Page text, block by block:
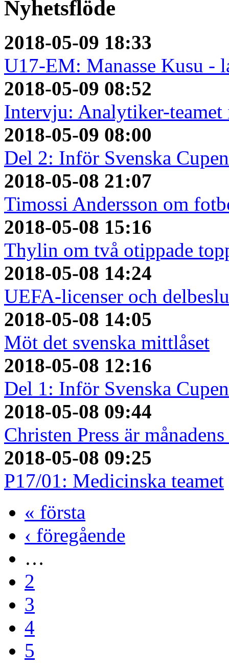
Nyhetsflöde
2018-05-09 18:33
U17-EM: Manasse Kusu -
2018-05-09 08:52
Intervju: Analytiker-
2018-05-09 08:00
Del 2: Inför Svenska
2018-05-08 21:07
Timossi Andersson om
2018-05-08 15:16
Thylin om två otippade
2018-05-08 14:24
UEFA-licenser och
2018-05-08 14:05
Möt det svenska mittlåset
2018-05-08 12:16
Del 1: Inför Svenska
2018-05-08 09:44
Christen Press är
2018-05-08 09:25
P17/01: Medicinska teamet
« första
‹ föregående
…
2
3
4
5